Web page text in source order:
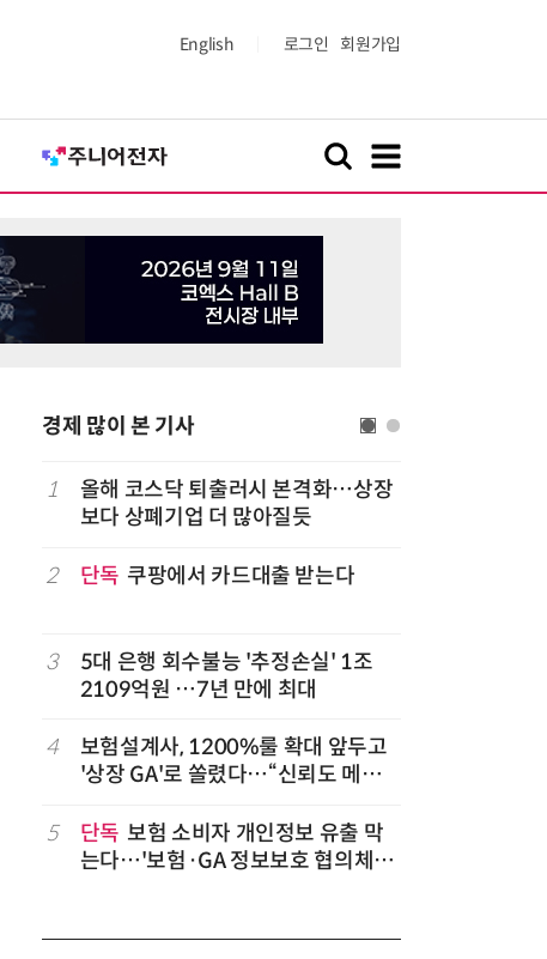
English 로그인 회원가입
경제 많이 본 기사
1
올해 코스닥 퇴출러시 본격화…상장
보다 상폐기업 더 많아질듯
2 단독 쿠팡에서 카드대출 받는다
3
5대 은행 회수불능 '추정손실' 1조
2109억원 …7년 만에 최대
4
보험설계사, 1200%룰 확대 앞두고
'상장 GA'로 쏠렸다…“신뢰도 메리
5
단독 보험 소비자 개인정보 유출 막
는다…'보험·GA 정보보호 협의체'